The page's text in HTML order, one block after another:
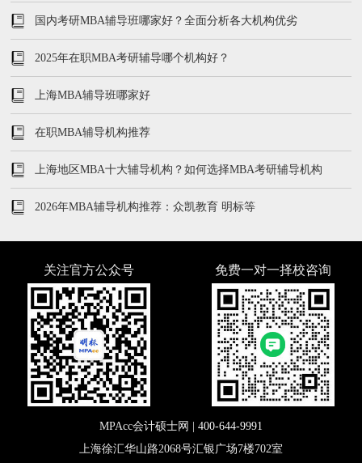
国内考研MBA辅导班哪家好？全面分析各大机构优劣
2025年在职MBA考研辅导哪个机构好？
上海MBA辅导班哪家好
在职MBA辅导机构推荐
上海地区MBA十大辅导机构？如何选择MBA考研辅导机构
2026年MBA辅导机构推荐：众凯教育 明标等
关注官方公众号 免费一对一择校咨询
MPAcc会计硕士网 | 400-644-9991
上海徐汇华山路2068号汇银广场7楼702室